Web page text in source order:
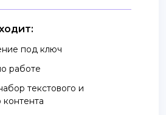
под ключ
работе
текстового и
контента